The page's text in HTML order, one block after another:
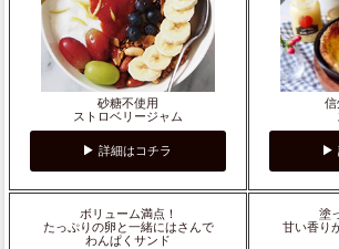
砂糖不使用
ストロベリージャム
詳細はコチラ
信
ボリューム満点！
たっぷりの卵と一緒にはさんで
わんぱくサンド
塗
甘い香り